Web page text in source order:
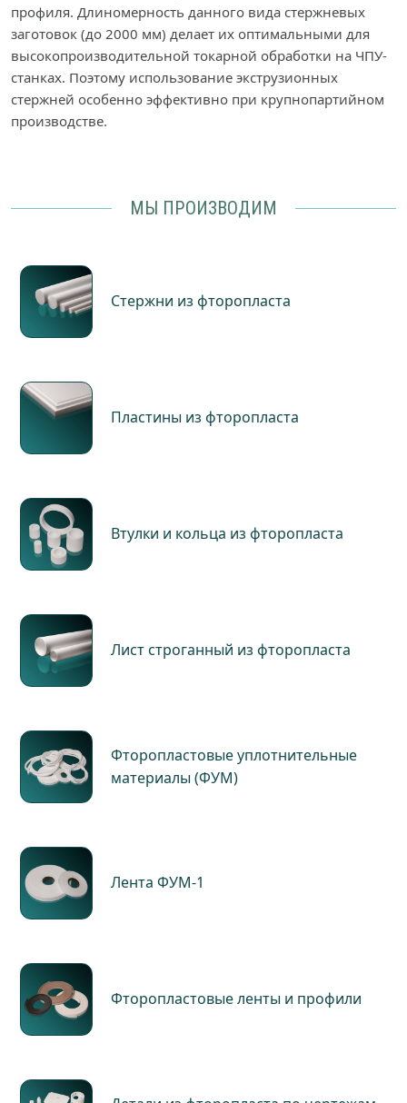
профиля. Длиномерность данного вида стержневых
заготовок (до 2000 мм) делает их оптимальными для
высокопроизводительной токарной обработки на ЧПУ-
станках. Поэтому использование экструзионных
стержней особенно эффективно при крупнопартийном
производстве.
МЫ ПРОИЗВОДИМ
Стержни из фторопласта
Пластины из фторопласта
Втулки и кольца из фторопласта
Лист строганный из фторопласта
Фторопластовые уплотнительные
материалы (ФУМ)
Лента ФУМ-1
Фторопластовые ленты и профили